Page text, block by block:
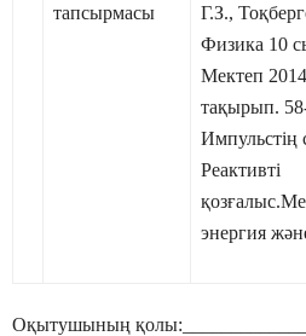
тапсырмасы
Г.З.,
Физика 10
Мектеп
тақырып.
Импульстің
Реактивті
энергия
Оқытушының